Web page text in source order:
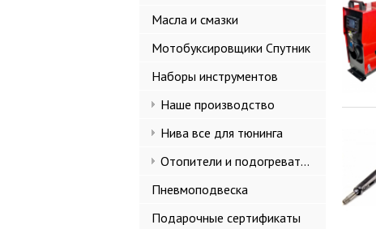
Масла и смазки
Мотобуксировщики Спутник
Наборы инструментов
Наше производство
Нива все для тюнинга
Отопители и подогреватели
Пневмоподвеска
Подарочные сертификаты